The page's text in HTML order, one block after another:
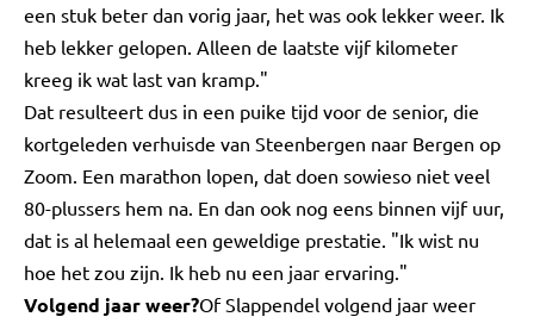
een stuk beter dan vorig jaar, het was ook lekker weer. Ik
heb lekker gelopen. Alleen de laatste vijf kilometer
kreeg ik wat last van kramp."
Dat resulteert dus in een puike tijd voor de senior, die
kortgeleden verhuisde van Steenbergen naar Bergen op
Zoom. Een marathon lopen, dat doen sowieso niet veel
80-plussers hem na. En dan ook nog eens binnen vijf uur,
dat is al helemaal een geweldige prestatie. "Ik wist nu
hoe het zou zijn. Ik heb nu een jaar ervaring."
Volgend jaar weer?Of Slappendel volgend jaar weer